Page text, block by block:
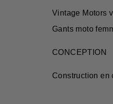
Vintage Motors
Gants moto
CONCEPTION
Construction en